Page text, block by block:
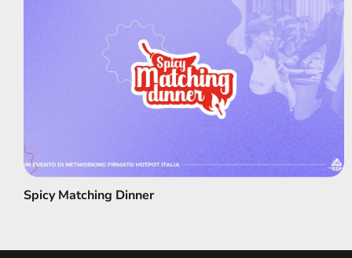
Spicy Matching Dinner